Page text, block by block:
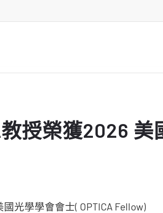
授榮獲2026 美
光學學會會士( OPTICA Fellow)